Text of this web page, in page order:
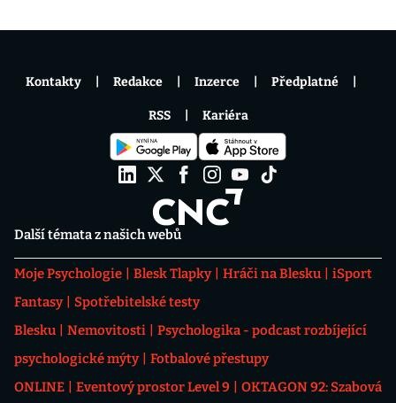
Další témata z našich webů
Moje Psychologie Blesk Tlapky Hráči na Blesku
iSport
Fantasy
Spotřebitelské testy
Blesku
Nemovitosti
Psychologika - podcast rozbíjející
psychologické mýty
Fotbalové přestupy
ONLINE
Eventový prostor Level 9
OKTAGON 92: Szabová
Kontakty Redakce Inzerce Předplatné
RSS Kariéra